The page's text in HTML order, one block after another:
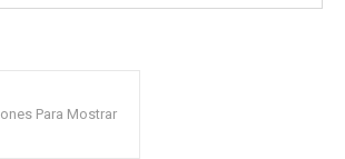
Para Mostrar